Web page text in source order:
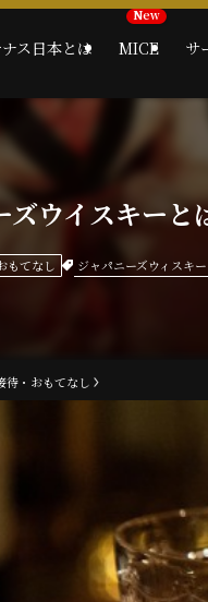
ス日本とは MICE サ
ズウイスキー
もてなし ジャパニーズウィスキー
待・おもてなし